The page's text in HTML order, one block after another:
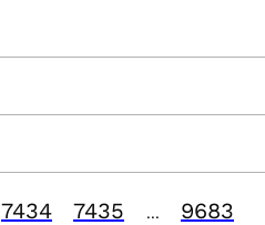
7434 7435 9683